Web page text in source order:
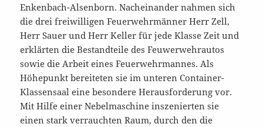
Enkenbach-Alsenborn. Nacheinander nahmen sich
die drei freiwilligen Feuerwehrmänner Herr Zell,
Herr Sauer und Herr Keller für jede Klasse Zeit und
erklärten die Bestandteile des Feuwerwehrautos
sowie die Arbeit eines Feuerwehrmannes. Als
Höhepunkt bereiteten sie im unteren Container-
Klassensaal eine besondere Herausforderung vor.
Mit Hilfe einer Nebelmaschine inszenierten sie
einen stark verrauchten Raum, durch den die